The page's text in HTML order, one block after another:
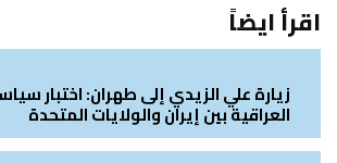
اقرأ ايضاً
زيارة علي الزيدي إلى طهران: اختبار
العراقية بين إيران والولايات المتحدة